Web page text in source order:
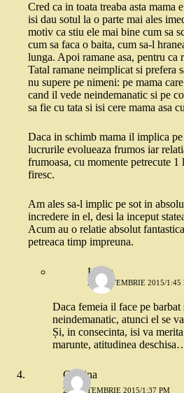
Cred ca in toata treaba asta mama
isi dau sotul la o parte mai ales
motiv ca stiu ele mai bine cum sa
cum sa faca o baita, cum sa-l
lunga. Apoi ramane asa, pentru ca
Tatal ramane neimplicat si prefera
nu supere pe nimeni: pe mama
cand il vede neindemanatic si pe
sa fie cu tata si isi cere mama asa
Daca in schimb mama il implica
lucrurile evolueaza frumos iar
frumoasa, cu momente petrecute 1
firesc.
Am ales sa-l implic pe sot in
incredere in el, desi la inceput
Acum au o relatie absolut
petreaca timp impreuna.
Laura
21 SEPTEMBRIE 2015/1:45
Daca femeia il face pe barbat
neindemanatic, atunci el se
Și, in consecinta, isi va
marunte, atitudinea
Cristina
21 SEPTEMBRIE 2015/1:37 PM